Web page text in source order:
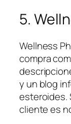
5.
Wellness
compra
y un blog
esteroides.
cliente es